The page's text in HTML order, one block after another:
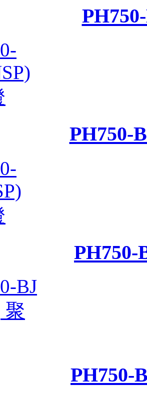
PH750-
PH750-
PH750-